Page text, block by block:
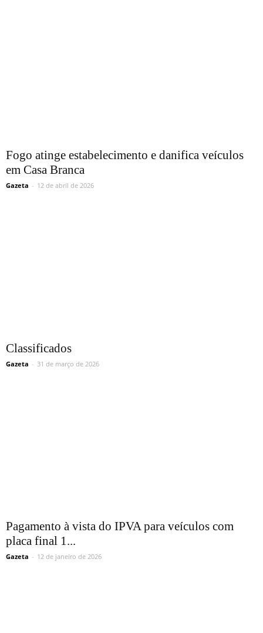
Fogo atinge estabelecimento e danifica veículos
em Casa Branca
Gazeta - 12 de abril de 2026
Classificados
Gazeta - 31 de março de 2026
Pagamento à vista do IPVA para veículos com
placa final 1...
Gazeta - 12 de janeiro de 2026